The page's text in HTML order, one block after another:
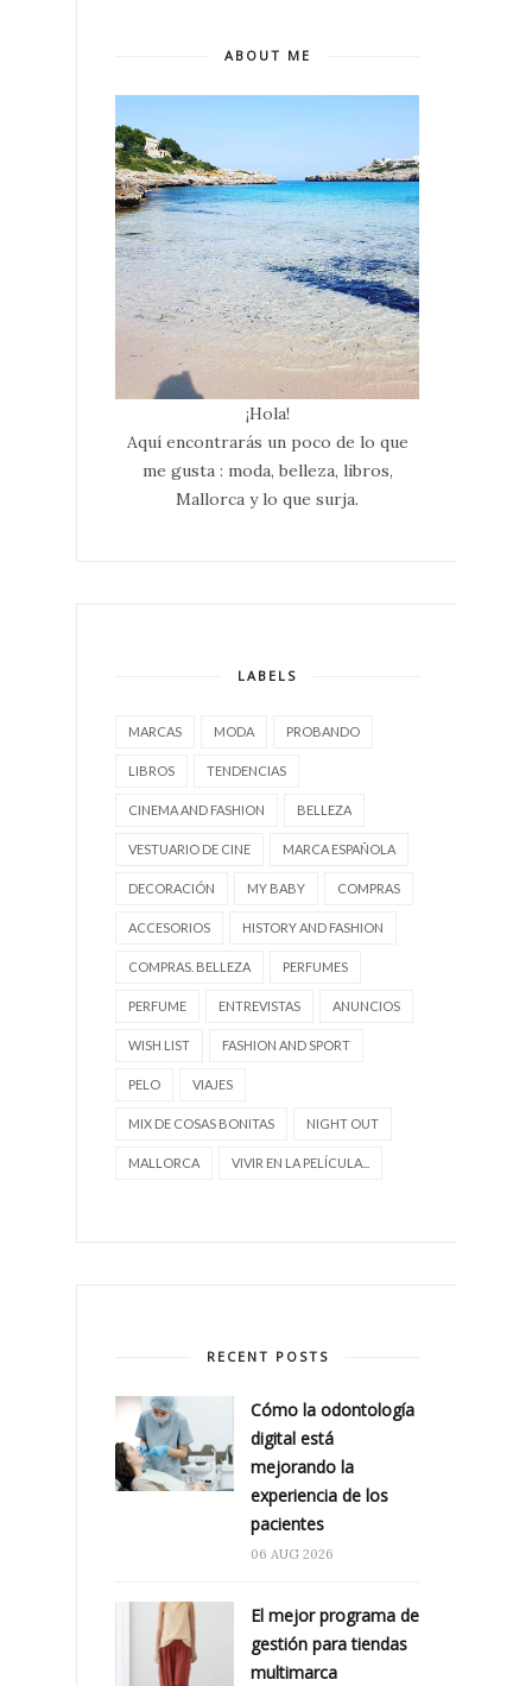
ABOUT ME
¡Hola!
Aquí encontrarás un poco de lo que
me gusta : moda, belleza, libros,
Mallorca y lo que surja.
LABELS
MARCAS MODA PROBANDO
LIBROS TENDENCIAS
CINEMA AND FASHION BELLEZA
VESTUARIO DE CINE MARCA ESPAÑOLA
DECORACIÓN MY BABY COMPRAS
ACCESORIOS HISTORY AND FASHION
COMPRAS. BELLEZA PERFUMES
PERFUME ENTREVISTAS ANUNCIOS
WISH LIST FASHION AND SPORT
PELO VIAJES
MIX DE COSAS BONITAS NIGHT OUT
MALLORCA VIVIR EN LA PELÍCULA...
RECENT POSTS
Cómo la odontología
digital está
mejorando la
experiencia de los
pacientes
06 AUG 2026
El mejor programa de
gestión para tiendas
multimarca